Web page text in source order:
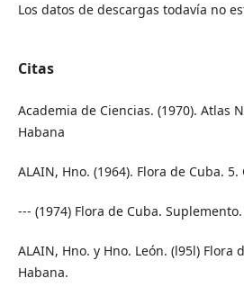
Los datos de descargas todavía no
Citas
Academia de Ciencias. (1970). Atlas
Habana
ALAIN, Hno. (1964). Flora de Cuba. 5.
--- (1974) Flora de Cuba.
ALAIN, Hno. y Hno. León. (l95l) Flora
Habana.